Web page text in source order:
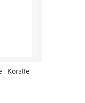
- Koralle